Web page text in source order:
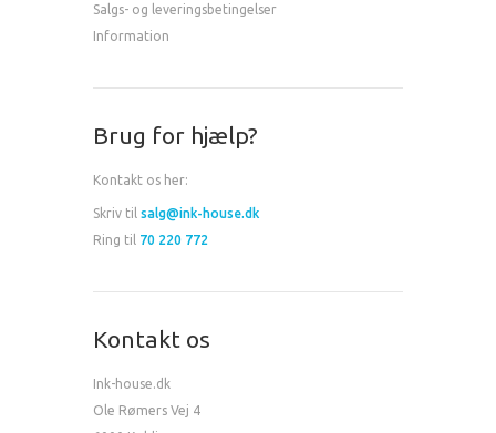
Salgs- og leveringsbetingelser
Information
Brug for hjælp?
Kontakt os her:
Skriv til salg@ink-house.dk
Ring til 70 220 772
Kontakt os
Ink-house.dk
Ole Rømers Vej 4